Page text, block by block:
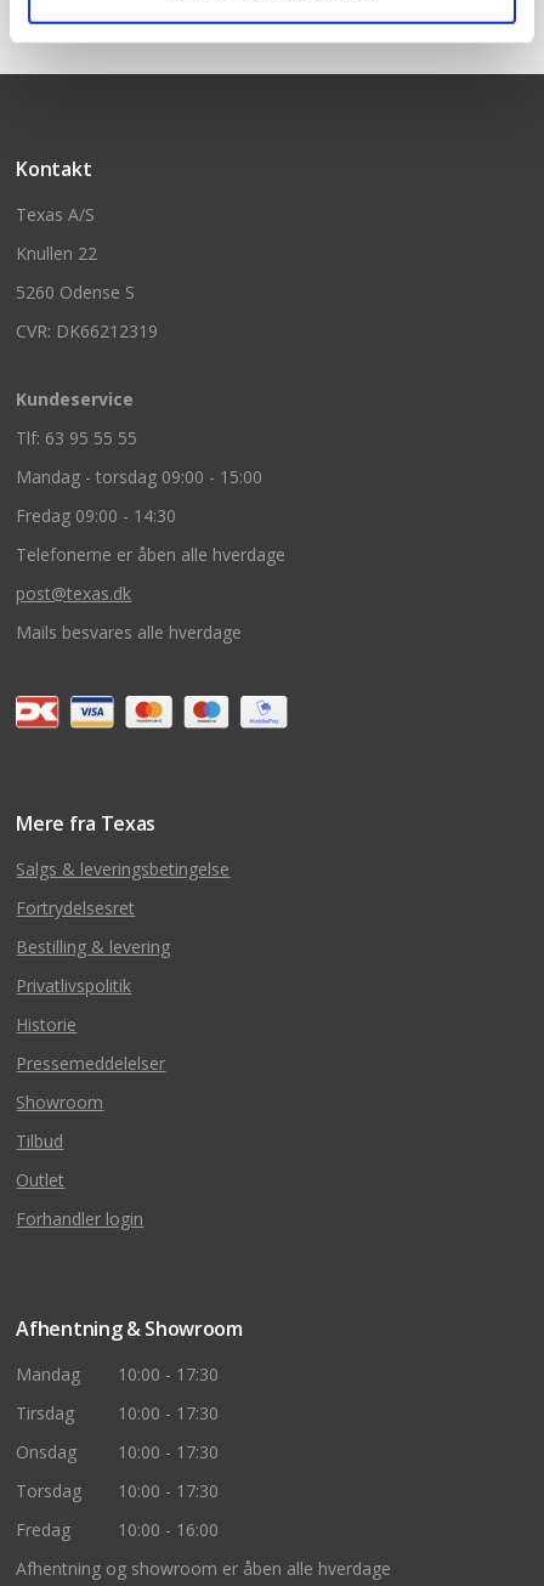
Kontakt
Texas A/S
Knullen 22
5260 Odense S
CVR: DK66212319
Kundeservice
Tlf: 63 95 55 55
Mandag - torsdag 09:00 - 15:00
Fredag 09:00 - 14:30
Telefonerne er åben alle hverdage
post@texas.dk
Mails besvares alle hverdage
Mere fra Texas
Salgs & leveringsbetingelse
Fortrydelsesret
Bestilling & levering
Privatlivspolitik
Historie
Pressemeddelelser
Showroom
Tilbud
Outlet
Forhandler login
Afhentning & Showroom
Mandag
10:00 - 17:30
Tirsdag
10:00 - 17:30
Onsdag
10:00 - 17:30
Torsdag
10:00 - 17:30
Fredag
10:00 - 16:00
Afhentning og showroom er åben alle hverdage